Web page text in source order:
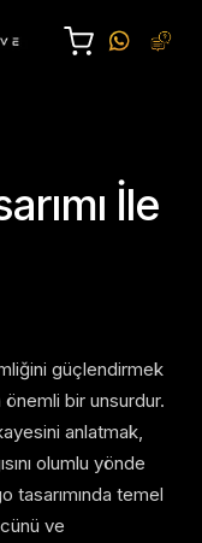
İle
güçlendirmek
bir unsurdur.
anlatmak,
olumlu yönde
tasarımında temel
ve